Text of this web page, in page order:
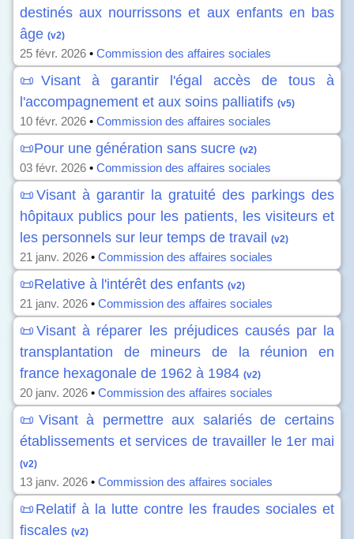
destinés aux nourrissons et aux enfants en bas
âge (v2)
25 févr. 2026 • Commission des affaires sociales
📜Visant à garantir l'égal accès de tous à
l'accompagnement et aux soins palliatifs (v5)
10 févr. 2026 • Commission des affaires sociales
📜Pour une génération sans sucre (v2)
03 févr. 2026 • Commission des affaires sociales
📜Visant à garantir la gratuité des parkings des
hôpitaux publics pour les patients, les visiteurs et
les personnels sur leur temps de travail
(v2)
21 janv. 2026 • Commission des affaires sociales
📜Relative à l'intérêt des enfants (v2)
21 janv. 2026 • Commission des affaires sociales
📜Visant à réparer les préjudices causés par la
transplantation de mineurs de la réunion en
france hexagonale de 1962 à 1984 (v2)
20 janv. 2026 • Commission des affaires sociales
📜Visant à permettre aux salariés de certains
établissements et services de travailler le 1er mai
(v2)
13 janv. 2026 • Commission des affaires sociales
📜Relatif à la lutte contre les fraudes sociales et
fiscales (v2)